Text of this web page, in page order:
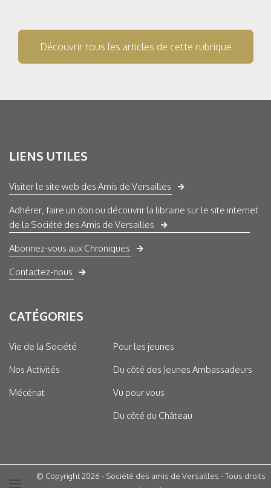
Découvrir tous les articles de cette rubrique
LIENS UTILES
Visiter le site web des Amis de Versailles
Adhérer, faire un don ou découvrir la librairie sur le site internet
de la Société des Amis de Versailles
Abonnez-vous aux Chroniques
Contactez-nous
CATÉGORIES
Vie de la Société
Nos Activités
Mécénat
Pour les jeunes
Du côté des Jeunes Ambassadeurs
Vu pour vous
Du côté du Château
© Copyright 2026 - Société des amis de Versailles - Tous droits